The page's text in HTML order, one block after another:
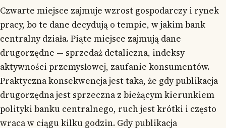
Czwarte miejsce zajmuje wzrost gospodarczy i rynek
pracy, bo te dane decydują o tempie, w jakim bank
centralny działa. Piąte miejsce zajmują dane
drugorzędne — sprzedaż detaliczna, indeksy
aktywności przemysłowej, zaufanie konsumentów.
Praktyczna konsekwencja jest taka, że gdy publikacja
drugorzędna jest sprzeczna z bieżącym kierunkiem
polityki banku centralnego, ruch jest krótki i często
wraca w ciągu kilku godzin. Gdy publikacja